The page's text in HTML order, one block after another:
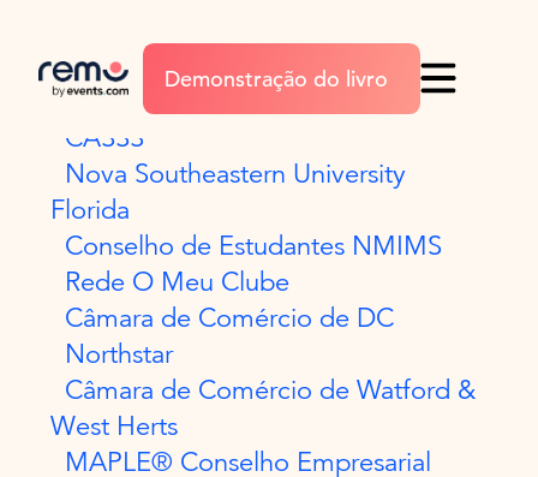
Demonstração do livro
Habilitação de campo
A Associação de Pagamentos
CASSS
Nova Southeastern University
Florida
Conselho de Estudantes NMIMS
Rede O Meu Clube
Câmara de Comércio de DC
Northstar
Câmara de Comércio de Watford &
West Herts
MAPLE® Conselho Empresarial